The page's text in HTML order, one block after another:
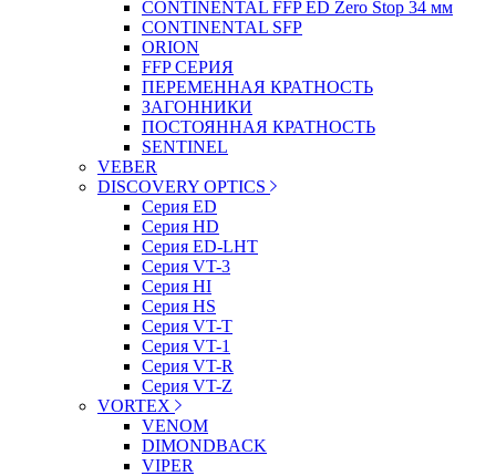
CONTINENTAL FFP ED Zero Stop 34 мм
CONTINENTAL SFP
ORION
FFP СЕРИЯ
ПЕРЕМЕННАЯ КРАТНОСТЬ
ЗАГОННИКИ
ПОСТОЯННАЯ КРАТНОСТЬ
SENTINEL
VEBER
DISCOVERY OPTICS
Серия ED
Серия HD
Серия ED-LHT
Серия VT-3
Серия HI
Серия HS
Серия VT-T
Серия VT-1
Серия VT-R
Серия VT-Z
VORTEX
VENOM
DIMONDBACK
VIPER